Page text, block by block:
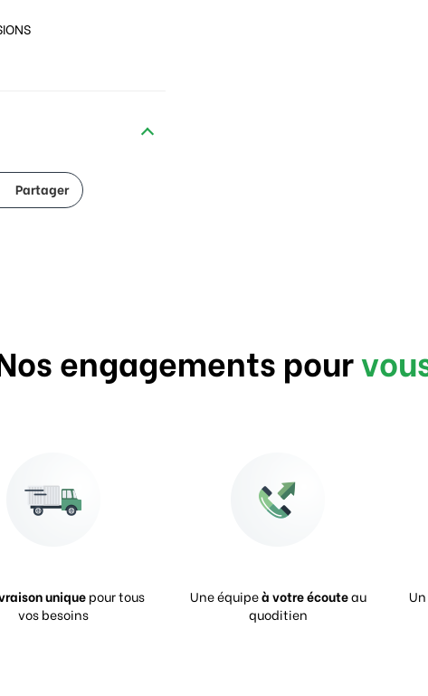
Partager
engagements pour
uniquepour tous
vos besoins
Une équipeà votre écouteau
quoditien